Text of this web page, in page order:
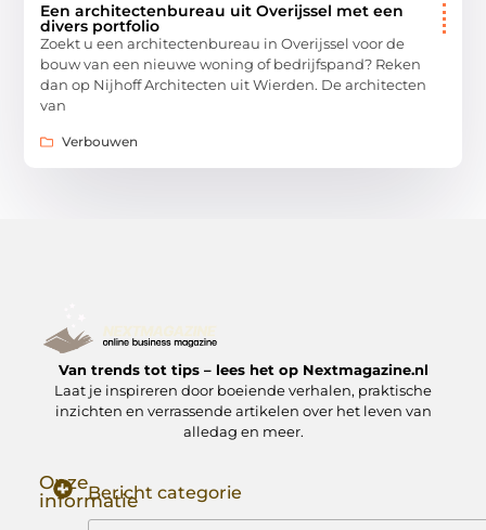
Een architectenbureau uit Overijssel met een
divers portfolio
Zoekt u een architectenbureau in Overijssel voor de
bouw van een nieuwe woning of bedrijfspand? Reken
dan op Nijhoff Architecten uit Wierden. De architecten
van
Verbouwen
Van trends tot tips – lees het op Nextmagazine.nl
Laat je inspireren door boeiende verhalen, praktische
inzichten en verrassende artikelen over het leven van
alledag en meer.
Onze
informatieBericht categorie